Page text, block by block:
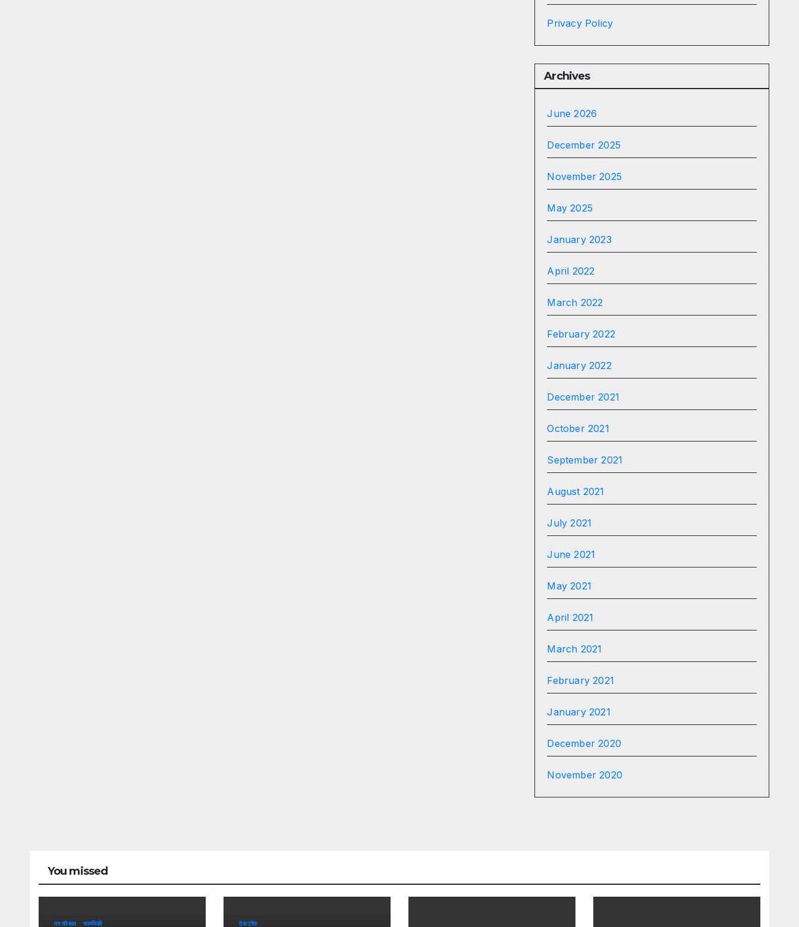
Privacy Policy
Archives
June 2026
December 2025
November 2025
May 2025
January 2023
April 2022
March 2022
February 2022
January 2022
December 2021
October 2021
September 2021
August 2021
July 2021
June 2021
May 2021
April 2021
March 2021
February 2021
January 2021
December 2020
November 2020
You missed
मन की बात सामयिकी टेक टॉक